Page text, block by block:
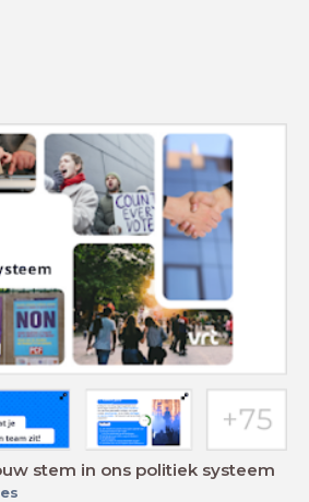
stem in ons politiek systeem